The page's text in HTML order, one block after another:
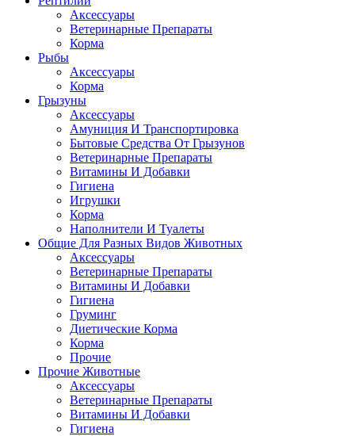
Аксессуары
Ветеринарные Препараты
Корма
Рыбы
Аксессуары
Корма
Грызуны
Аксессуары
Амуниция И Транспортировка
Бытовые Средства От Грызунов
Ветеринарные Препараты
Витамины И Добавки
Гигиена
Игрушки
Корма
Наполнители И Туалеты
Общие Для Разных Видов Животных
Аксессуары
Ветеринарные Препараты
Витамины И Добавки
Гигиена
Груминг
Диетические Корма
Корма
Прочие
Прочие Животные
Аксессуары
Ветеринарные Препараты
Витамины И Добавки
Гигиена